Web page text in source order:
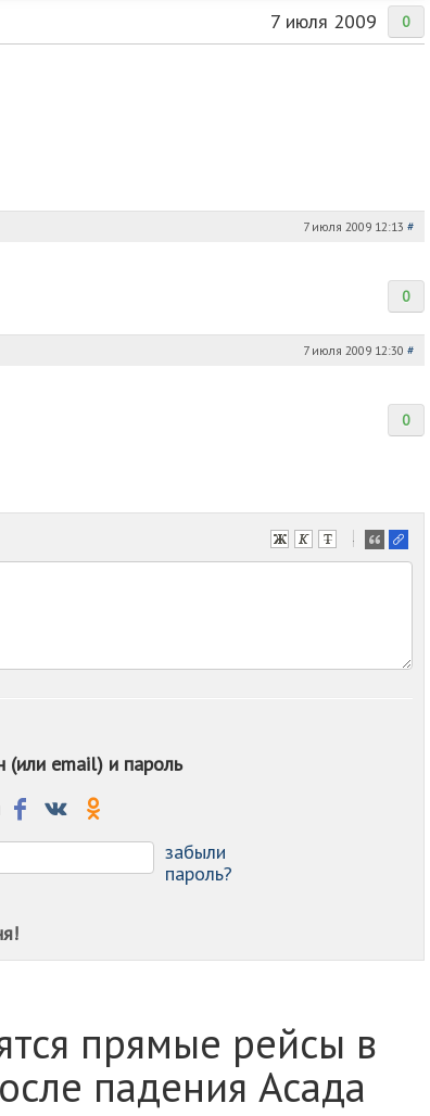
0
7 июля 2009
7 июля 2009 12:13 #
0
7 июля 2009 12:30 #
0
-
-
-
(или email) и пароль
забыли
пароль?
прямые рейсы в
падения Асада